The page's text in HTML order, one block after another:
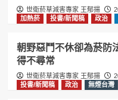
世衛菸草減害專家 王郁揚
加熱菸
投書/新聞稿 政治
朝野惡鬥不休卻為菸
得不尋常
世衛菸草減害專家 王郁揚
投書/新聞稿
政治 無煙台灣